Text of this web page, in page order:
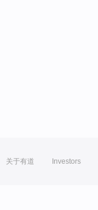
关于有道 Investors